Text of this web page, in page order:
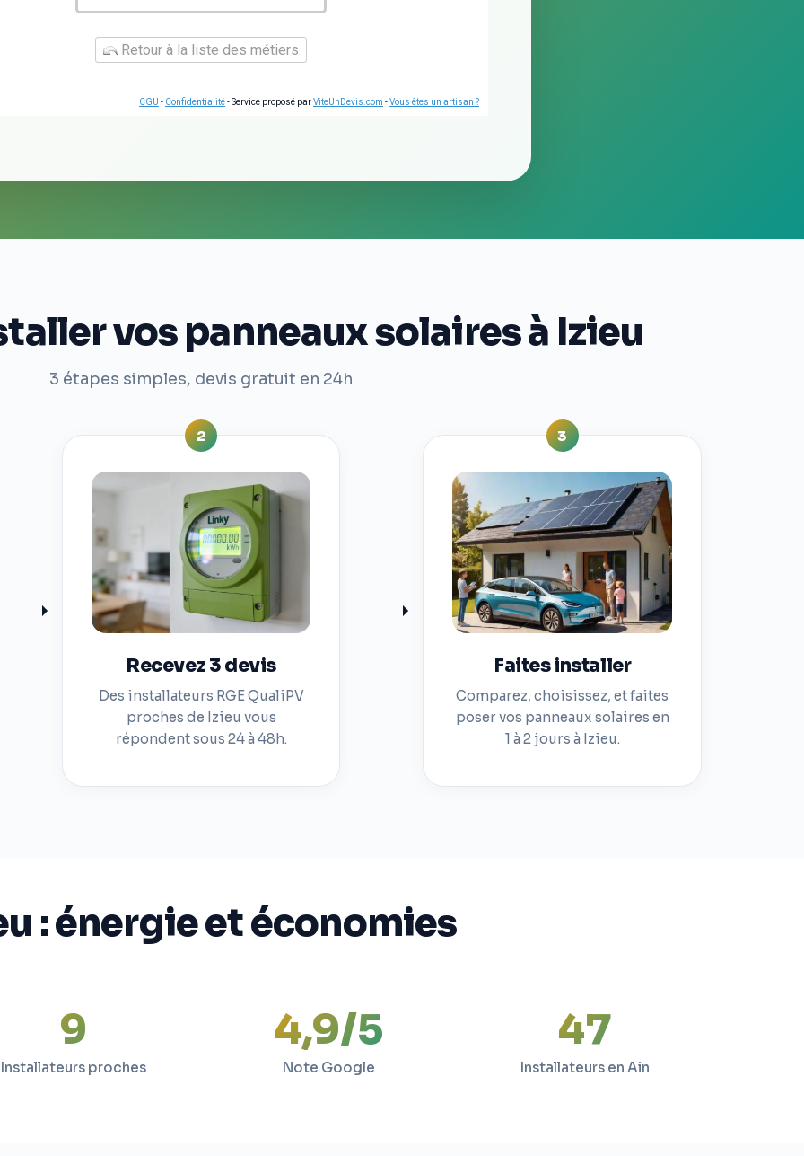
Retour à la liste des métiers
CGU - Confidentialité- Service proposé parViteUnDevis.com -Vous êtes un artisan ?
vos panneaux solaires à Izieu
3 étapes simples, devis gratuit en 24h
2
Recevez 3 devis
Des installateurs RGE QualiPV
proches de Izieu vous
répondent sous 24 à 48h.
3
Faites installer
Comparez, choisissez, et faites
poser vos panneaux solaires en
1 à 2 jours à Izieu.
: énergie et économies
9
Installateurs proches
4,9/5
Note Google
47
Installateurs en Ain